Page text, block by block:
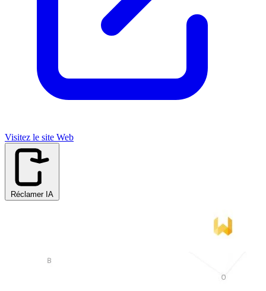
Visitez le site Web
Réclamer IA